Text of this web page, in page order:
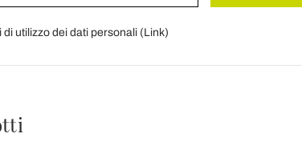
di utilizzo dei dati personali (Link)